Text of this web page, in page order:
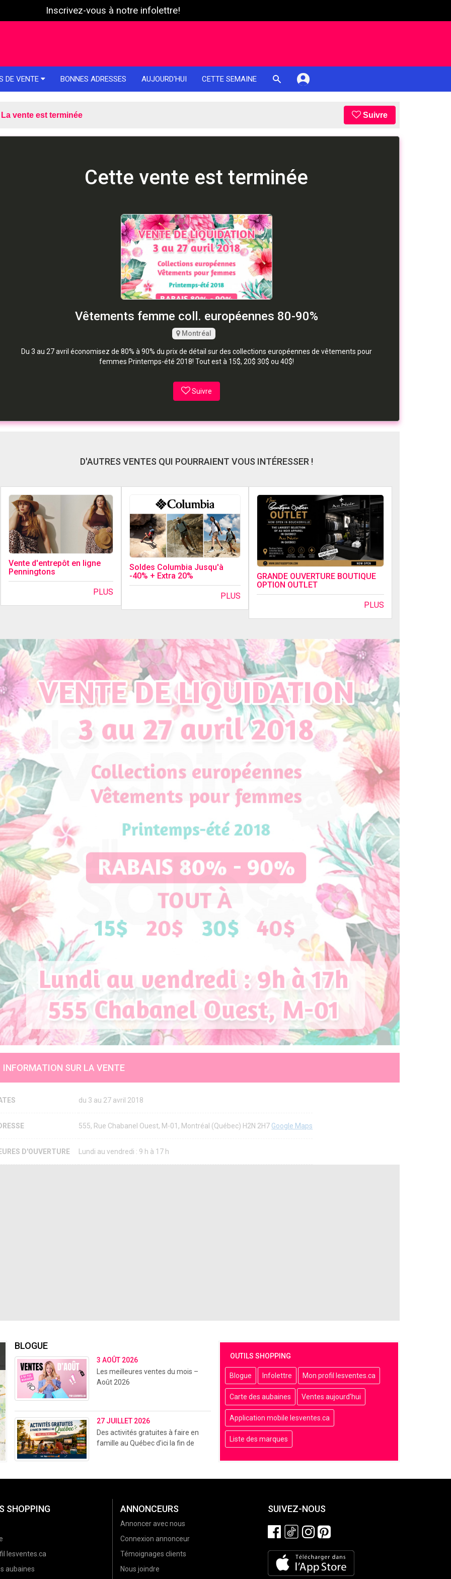
Inscrivez-vous à notre infolettre!
DE VENTE BONNES ADRESSES AUJOURD'HUI CETTE SEMAINE
La vente est terminée Suivre
Cette vente est terminée
Vêtements femme coll. européennes 80-90%
Montréal
Du 3 au 27 avril économisez de 80% à 90% du prix de détail sur des collections européennes de vêtements pour
femmes Printemps-été 2018! Tout est à 15$, 20$ 30$ ou 40$!
Suivre
D'AUTRES VENTES QUI POURRAIENT VOUS INTÉRESSER !
Vente d'entrepôt en ligne
Penningtons
PLUS
Soldes Columbia Jusqu'à
-40% + Extra 20%
PLUS
GRANDE OUVERTURE BOUTIQUE
OPTION OUTLET
PLUS
INFORMATION SUR LA VENTE
du 3 au 27 avril 2018
555, Rue Chabanel Ouest, M-01, Montréal (Québec) H2N 2H7 Google Maps
D'OUVERTURE Lundi au vendredi : 9 h à 17 h
OUTILS SHOPPING
Blogue Infolettre Mon profil lesventes.ca
Carte des aubaines Ventes aujourd'hui
Application mobile lesventes.ca
Liste des marques
BLOGUE
3 AOÛT 2026
Les meilleures ventes du mois –
Août 2026
27 JUILLET 2026
Des activités gratuites à faire en
famille au Québec d’ici la fin de
SHOPPING
lesventes.ca
aubaines
ANNONCEURS
Annoncer avec nous
Connexion annonceur
Témoignages clients
Nous joindre
SUIVEZ-NOUS